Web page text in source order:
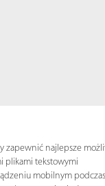
zapewnić najlepsze
plikami tekstowymi
mobilnym podczas